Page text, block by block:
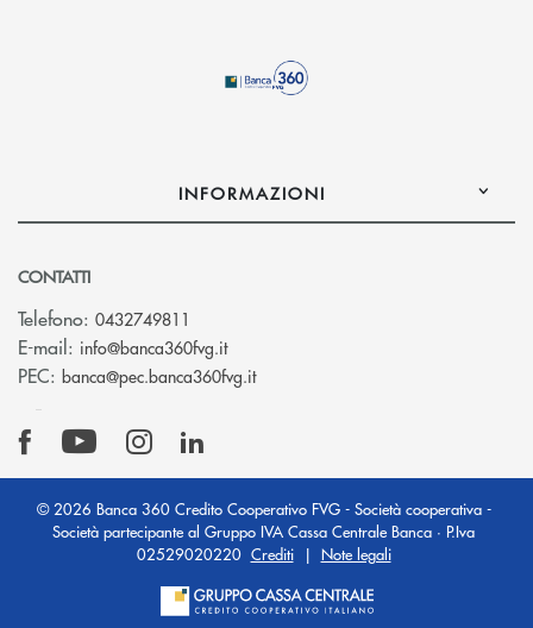
INFORMAZIONI
CONTATTI
Telefono: 0432749811
E-mail: info@banca360fvg.it(si apre l’app di posta elettronica)
PEC: banca@pec.banca360fvg.it(si apre l’app di posta elettronica)
© 2026 Banca 360 Credito Cooperativo FVG - Società cooperativa -
Società partecipante al Gruppo IVA Cassa Centrale Banca · P.Iva
02529020220 Crediti| Note legali